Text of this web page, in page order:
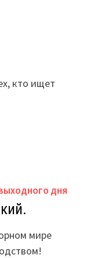
кто ищет
ДНЯ
мире